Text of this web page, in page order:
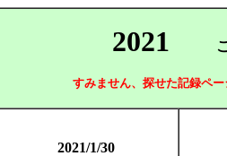
2021 ご参
すみません、探せた記録ペ
2021/1/30